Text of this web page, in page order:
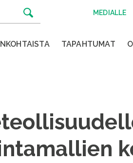
MEDIALLE
TAPAHTUMAT